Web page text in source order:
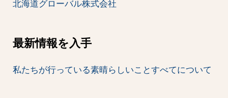
北海道グローバル株式会社
最新情報を入手
私たちが行っている素晴らしいことすべてについて